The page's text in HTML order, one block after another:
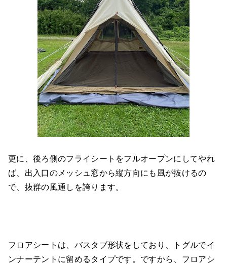
更に、後ろ側のフライシートをフルオープンにしてやれ
ば、出入口のメッシュ窓から縦方向にも風が抜けるの
で、抜群の風通しを誇ります。
フロアシートは、バスタブ形状をしており、トグルでイ
ンナーテントに留めるタイプです。ですから、フロアシ